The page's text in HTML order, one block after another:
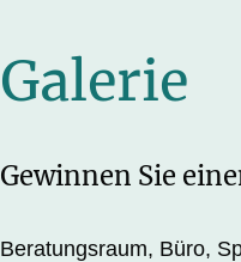
Galerie
Gewinnen Sie
Beratungsraum, Büro,